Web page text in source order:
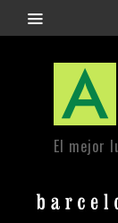
El mejor